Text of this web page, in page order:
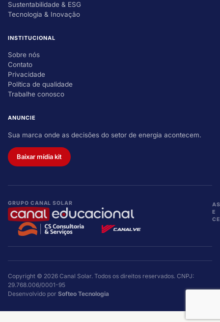
Sustentabilidade & ESG
Tecnologia & Inovação
INSTITUCIONAL
Sobre nós
Contato
Privacidade
Política de qualidade
Trabalhe conosco
ANUNCIE
Sua marca onde as decisões do setor de energia acontecem.
Baixar mídia kit
GRUPO CANAL SOLAR
E
Copyright © 2026 Canal Solar. Todos os direitos reservados. CNPJ:
29.768.006/0001-95
Desenvolvido por Softeo Tecnologia